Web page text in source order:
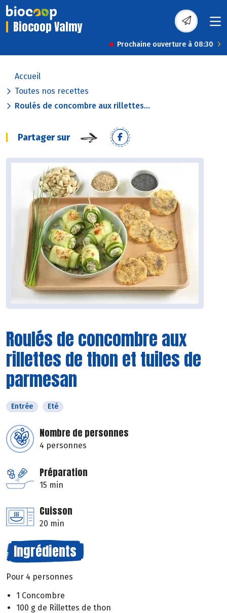
Biocoop Valmy
Prochaine ouverture à 08:30
Accueil
Toutes nos recettes
Roulés de concombre aux rillettes...
Partager sur
Roulés de concombre aux
rillettes de thon et tuiles de
parmesan
Entrée Eté
Nombre de personnes
4 personnes
Préparation
15 min
Cuisson
20 min
Ingrédients
Pour 4 personnes
1 Concombre
100 g de Rillettes de thon